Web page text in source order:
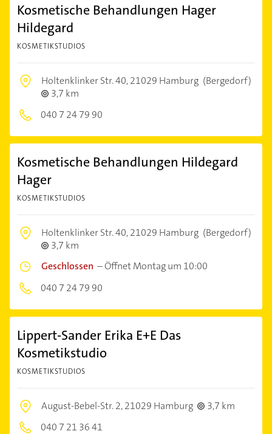
Kosmetische Behandlungen Hager
Hildegard
KOSMETIKSTUDIOS
Holtenklinker Str. 40,21029 Hamburg (Bergedorf)
3,7 km
040 7 24 79 90
Kosmetische Behandlungen Hildegard
Hager
KOSMETIKSTUDIOS
Holtenklinker Str. 40,21029 Hamburg (Bergedorf)
3,7 km
Geschlossen –Öffnet Montag um 10:00
040 7 24 79 90
Lippert-Sander Erika E+E Das
Kosmetikstudio
KOSMETIKSTUDIOS
August-Bebel-Str. 2,21029 Hamburg
3,7 km
040 7 21 36 41